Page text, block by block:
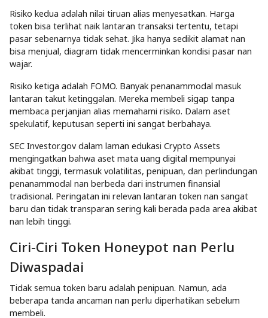
Risiko kedua adalah nilai tiruan alias menyesatkan. Harga
token bisa terlihat naik lantaran transaksi tertentu, tetapi
pasar sebenarnya tidak sehat. Jika hanya sedikit alamat nan
bisa menjual, diagram tidak mencerminkan kondisi pasar nan
wajar.
Risiko ketiga adalah FOMO. Banyak penanammodal masuk
lantaran takut ketinggalan. Mereka membeli sigap tanpa
membaca perjanjian alias memahami risiko. Dalam aset
spekulatif, keputusan seperti ini sangat berbahaya.
SEC Investor.gov dalam laman edukasi Crypto Assets
mengingatkan bahwa aset mata uang digital mempunyai
akibat tinggi, termasuk volatilitas, penipuan, dan perlindungan
penanammodal nan berbeda dari instrumen finansial
tradisional. Peringatan ini relevan lantaran token nan sangat
baru dan tidak transparan sering kali berada pada area akibat
nan lebih tinggi.
Ciri-Ciri Token Honeypot nan Perlu
Diwaspadai
Tidak semua token baru adalah penipuan. Namun, ada
beberapa tanda ancaman nan perlu diperhatikan sebelum
membeli.